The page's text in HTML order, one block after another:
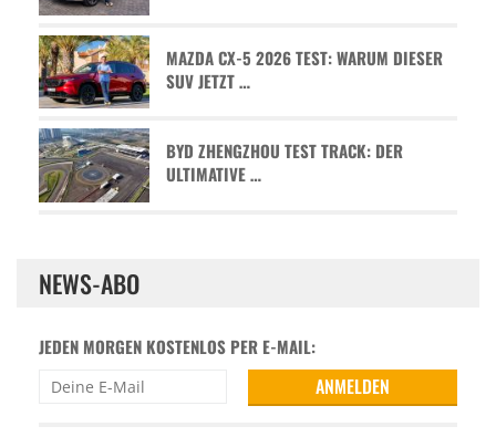
MAZDA CX-5 2026 TEST: WARUM DIESER
SUV JETZT …
BYD ZHENGZHOU TEST TRACK: DER
ULTIMATIVE …
NEWS-ABO
JEDEN MORGEN KOSTENLOS PER E-MAIL: